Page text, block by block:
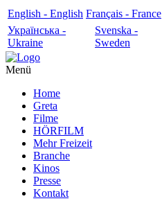
English - English Français - France
Українська -
Ukraine
Svenska -
Sweden
Menü
Home
Greta
Filme
HÖRFILM
Mehr Freizeit
Branche
Kinos
Presse
Kontakt